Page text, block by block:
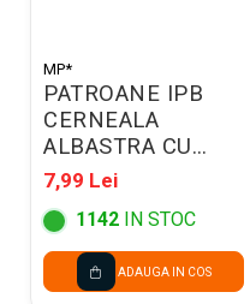
MP*
PATROANE IPB
CERNEALA
ALBASTRA CU
STERGERE 6/SET
PE544
7,99 Lei
1142 IN STOC
ADAUGA IN COS